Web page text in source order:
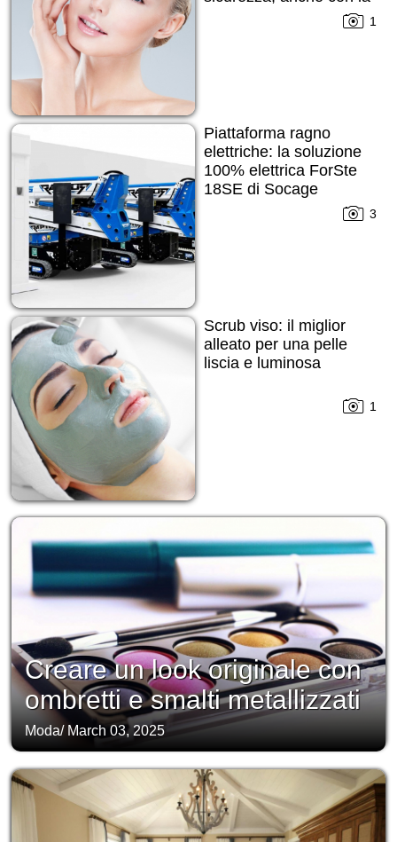
1
Piattaforma ragno
elettriche: la soluzione
100% elettrica ForSte
18SE di Socage
3
Scrub viso: il miglior
alleato per una pelle
liscia e luminosa
1
Creare un look originale con
ombretti e smalti metallizzati
Moda/ March 03, 2025